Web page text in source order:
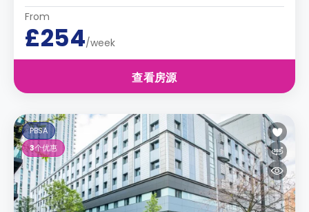
From
£254/week
查看房源
PBSA
3个优惠